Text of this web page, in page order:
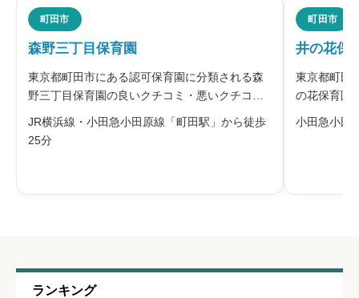
※本名や誤解される名前の使用はご遠慮ください。
町田市
森野三丁目保育園
東京都町田市にある認可保育園に分類される森
野三丁目保育園の良いクチコミ・悪いクチコミ
を合わせて評判をご紹介します。森野三丁目保
育園は、東京都町田市にある認可保育園です。
JR横浜線・小田急小田原線「町田駅」から徒歩
25分
町田市
井の花保
東京都町田
の花保育園
わせて評
東京都町田
小田急小田
ランキング